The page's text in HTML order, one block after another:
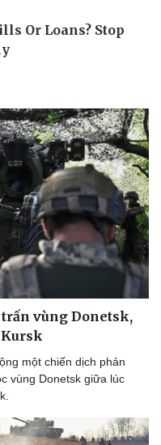
vùng Donetsk,
một chiến dịch phản
vùng Donetsk giữa lúc